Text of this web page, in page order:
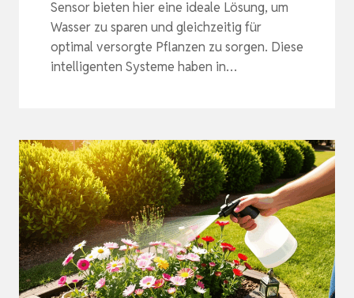
Sensor bieten hier eine ideale Lösung, um
Wasser zu sparen und gleichzeitig für
optimal versorgte Pflanzen zu sorgen. Diese
intelligenten Systeme haben in…